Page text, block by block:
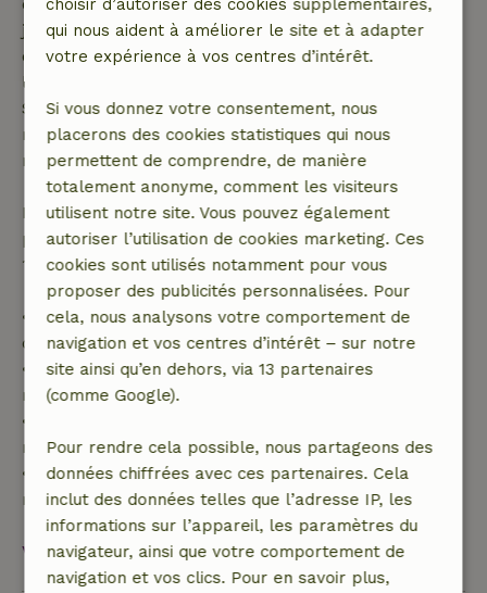
jours avant la date de début. Pour les réservations
dont la date de début est dans les 28 jours,
l'annulation gratuite s'applique dans les 24 heures.
Si tu annules dans le délai indiqué, tu as droit à un
remboursement intégral du montant de la
réservation.
Passé ce délai, tu recevras un remboursement
partiel du coût du séjour et un remboursement à
100 % de l'acompte :
• Jusqu'à 42 jours avant l'arrivée : remboursement
de 70 %
• Entre 42 et 28 jours avant l'arrivée :
remboursement de 40 %
• De 28 jours avant l'arrivée jusqu'au jour même :
remboursement de 10 %
• Le jour de l'arrivée ou après : aucun
remboursement
Voir tout
choisir d’autoriser des cookies supplémentaires,
qui nous aident à améliorer le site et à adapter
votre expérience à vos centres d’intérêt.
Si vous donnez votre consentement, nous
placerons des cookies statistiques qui nous
permettent de comprendre, de manière
totalement anonyme, comment les visiteurs
utilisent notre site. Vous pouvez également
autoriser l’utilisation de cookies marketing. Ces
cookies sont utilisés notamment pour vous
proposer des publicités personnalisées. Pour
cela, nous analysons votre comportement de
navigation et vos centres d’intérêt – sur notre
site ainsi qu’en dehors, via 13 partenaires
(comme Google).
Pour rendre cela possible, nous partageons des
données chiffrées avec ces partenaires. Cela
inclut des données telles que l’adresse IP, les
informations sur l’appareil, les paramètres du
navigateur, ainsi que votre comportement de
navigation et vos clics. Pour en savoir plus,